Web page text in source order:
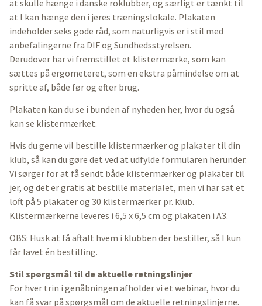
at skulle hænge i danske roklubber, og særligt er tænkt til
at I kan hænge den i jeres træningslokale. Plakaten
indeholder seks gode råd, som naturligvis er i stil med
anbefalingerne fra DIF og Sundhedsstyrelsen.
Derudover har vi fremstillet et klistermærke, som kan
sættes på ergometeret, som en ekstra påmindelse om at
spritte af, både før og efter brug.
Plakaten kan du se i bunden af nyheden her, hvor du også
kan se klistermærket.
Hvis du gerne vil bestille klistermærker og plakater til din
klub, så kan du gøre det ved at udfylde formularen herunder.
Vi sørger for at få sendt både klistermærker og plakater til
jer, og det er gratis at bestille materialet, men vi har sat et
loft på 5 plakater og 30 klistermærker pr. klub.
Klistermærkerne leveres i 6,5 x 6,5 cm og plakaten i A3.
OBS: Husk at få aftalt hvem i klubben der bestiller, så I kun
får lavet én bestilling.
Stil spørgsmål til de aktuelle retningslinjer
For hver trin i genåbningen afholder vi et webinar, hvor du
kan få svar på spørgsmål om de aktuelle retningslinjerne.